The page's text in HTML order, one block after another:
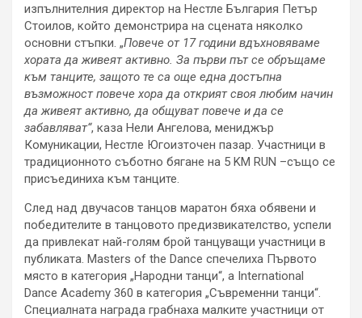
изпълнителния директор на Нестле България Петър
Стоилов, който демонстрира на сцената няколко
основни стъпки. „Повече от 17 години вдъхновяваме
хората да живеят активно. За първи път се обръщаме
към танците, защото те са още една достъпна
възможност повече хора да открият своя любим начин
да живеят активно, да общуват повече и да се
забавляват“, каза Нели Ангелова, мениджър
Комуникации, Нестле Югоизточен пазар. Участници в
традиционното съботно бягане на 5 KM RUN –също се
присъединиха към танците.
След над двучасов танцов маратон бяха обявени и
победителите в танцовото предизвикателство, успели
да привлекат най-голям брой танцуващи участници в
публиката. Masters of the Dance спечелиха Първото
място в категория „Народни танци“, а International
Dance Academy 360 в категория „Съвременни танци“.
Специалната награда грабнаха малките участници от